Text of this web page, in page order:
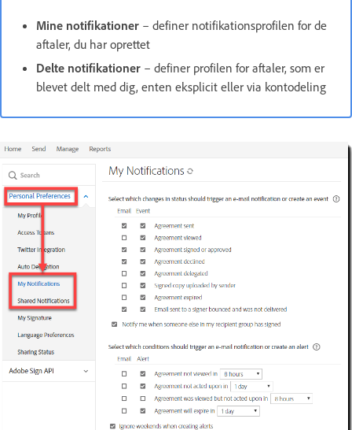
Mine notifikationer – definer notifikationsprofilen for de
aftaler, du har oprettet
Delte notifikationer – definer profilen for aftaler, som er
blevet delt med dig, enten eksplicit eller via kontodeling